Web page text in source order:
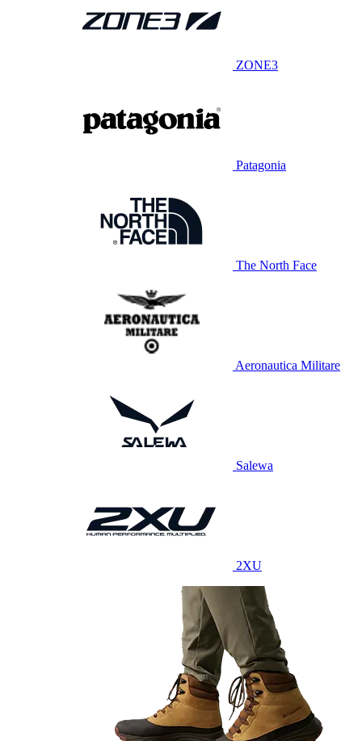
ZONE3
Patagonia
The North Face
Aeronautica Militare
Salewa
2XU